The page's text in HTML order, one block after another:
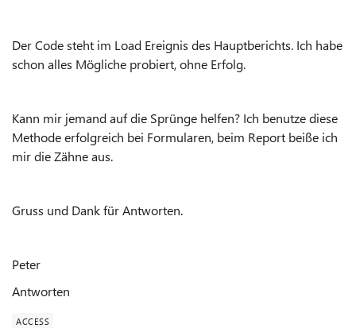
Der Code steht im Load Ereignis des Hauptberichts. Ich habe
schon alles Mögliche probiert, ohne Erfolg.
Kann mir jemand auf die Sprünge helfen? Ich benutze diese
Methode erfolgreich bei Formularen, beim Report beiße ich
mir die Zähne aus.
Gruss und Dank für Antworten.
Peter
Antworten
ACCESS